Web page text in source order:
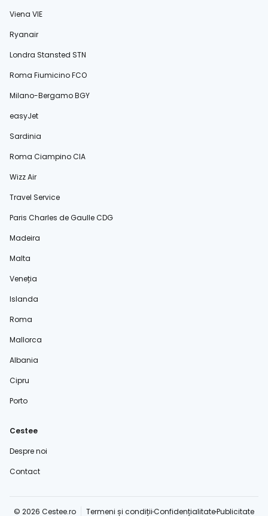
Viena VIE
Ryanair
Londra Stansted STN
Roma Fiumicino FCO
Milano-Bergamo BGY
easyJet
Sardinia
Roma Ciampino CIA
Wizz Air
Travel Service
Paris Charles de Gaulle CDG
Madeira
Malta
Veneția
Islanda
Roma
Mallorca
Albania
Cipru
Porto
Cestee
Despre noi
Contact
© 2026 Cestee.ro Termeni și condițiiConfidențialitatePublicitate